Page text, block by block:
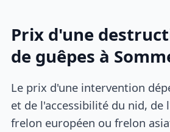
Prix d'une
de guêpes à
Le prix d'une intervention
et de l'accessibilité du nid, de
frelon européen ou frelon